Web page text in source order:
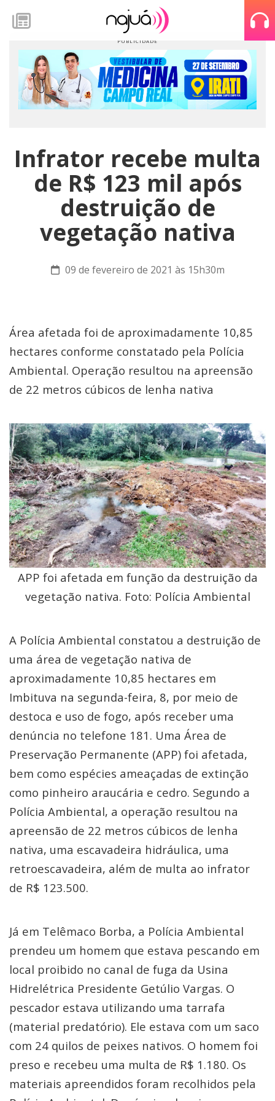
Infrator recebe multa
de R$ 123 mil após
destruição de
vegetação nativa
09 de fevereiro de 2021 às 15h30m
Área afetada foi de aproximadamente 10,85
hectares conforme constatado pela Polícia
Ambiental. Operação resultou na apreensão
de 22 metros cúbicos de lenha nativa
APP foi afetada em função da destruição da
vegetação nativa. Foto: Polícia Ambiental
A Polícia Ambiental constatou a destruição de
uma área de vegetação nativa de
aproximadamente 10,85 hectares em
Imbituva na segunda-feira, 8, por meio de
destoca e uso de fogo, após receber uma
denúncia no telefone 181. Uma Área de
Preservação Permanente (APP) foi afetada,
bem como espécies ameaçadas de extinção
como pinheiro araucária e cedro. Segundo a
Polícia Ambiental, a operação resultou na
apreensão de 22 metros cúbicos de lenha
nativa, uma escavadeira hidráulica, uma
retroescavadeira, além de multa ao infrator
de R$ 123.500.
Já em Telêmaco Borba, a Polícia Ambiental
prendeu um homem que estava pescando em
local proibido no canal de fuga da Usina
Hidrelétrica Presidente Getúlio Vargas. O
pescador estava utilizando uma tarrafa
(material predatório). Ele estava com um saco
com 24 quilos de peixes nativos. O homem foi
preso e recebeu uma multa de R$ 1.180. Os
materiais apreendidos foram recolhidos pela